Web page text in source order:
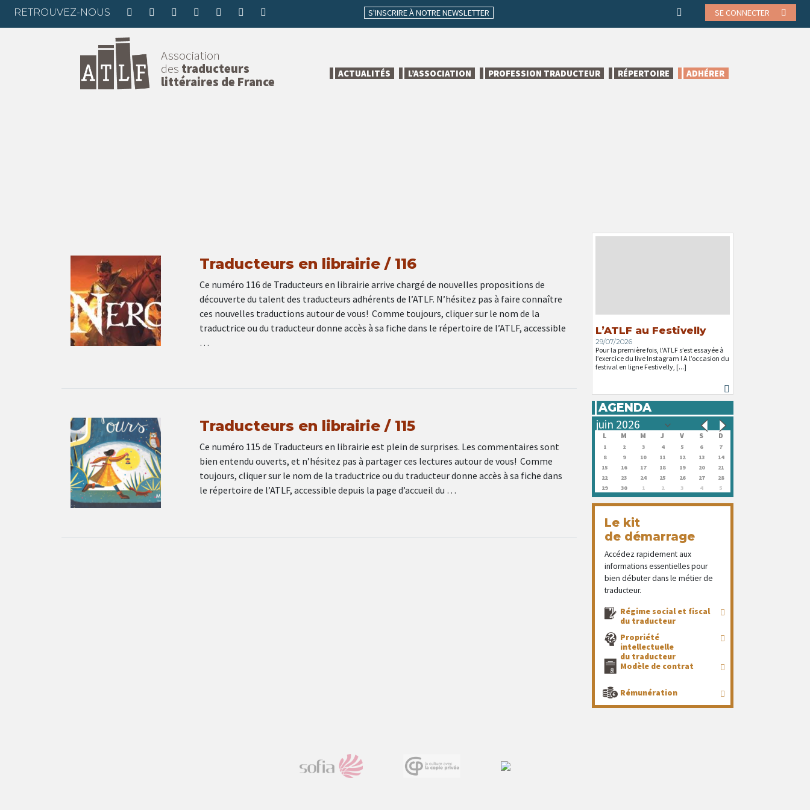
RETROUVEZ-NOUS S'INSCRIRE À NOTRE NEWSLETTER SE CONNECTER
Association
des traducteurs
littéraires de France
ACTUALITÉS L’ASSOCIATION PROFESSION TRADUCTEUR RÉPERTOIRE ADHÉRER
Traducteurs en librairie / 116
Ce numéro 116 de Traducteurs en librairie arrive chargé de nouvelles propositions de
découverte du talent des traducteurs adhérents de l’ATLF. N’hésitez pas à faire connaître
ces nouvelles traductions autour de vous! Comme toujours, cliquer sur le nom de la
traductrice ou du traducteur donne accès à sa fiche dans le répertoire de l’ATLF, accessible
…
Traducteurs en librairie / 115
Ce numéro 115 de Traducteurs en librairie est plein de surprises. Les commentaires sont
bien entendu ouverts, et n’hésitez pas à partager ces lectures autour de vous! Comme
toujours, cliquer sur le nom de la traductrice ou du traducteur donne accès à sa fiche dans
le répertoire de l’ATLF, accessible depuis la page d’accueil du …
L’ATLF au Festivelly
29/07/2026
Pour la première fois, l’ATLF s’est essayée à
l’exercice du live Instagram ! A l’occasion du
festival en ligne Festivelly, [...]
AGENDA
L M M J V S D
1 2 3 4 5 6
7
8
9 10 11 12 13
14
15
16 17 18 19 20
21
22
23 24 25 26 27
28
29
30 1 2 3 4 5
Le kit
de démarrage
Accédez rapidement aux
informations essentielles pour
bien débuter dans le métier de
traducteur.
Régime social et fiscal
du traducteur
Propriété
intellectuelle
du traducteur
Modèle de contrat
Rémunération